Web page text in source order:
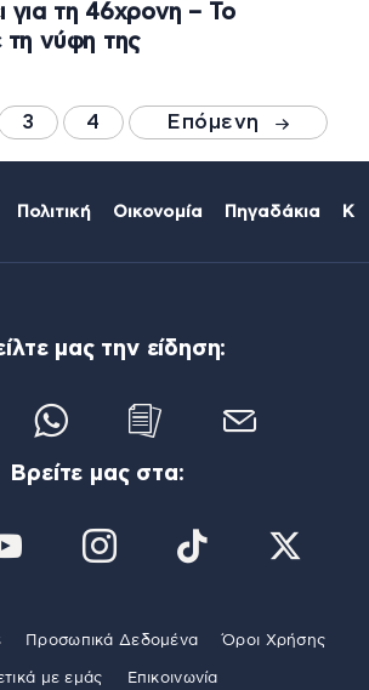
για τη 46χρονη – To
τη νύφη της
3 4 Επόμενη
Πολιτική Οικονομία Πηγαδάκια
μας την είδηση:
Βρείτε μας στα:
Προσωπικά Δεδομένα Όροι Χρήσης
με εμάς Επικοινωνία